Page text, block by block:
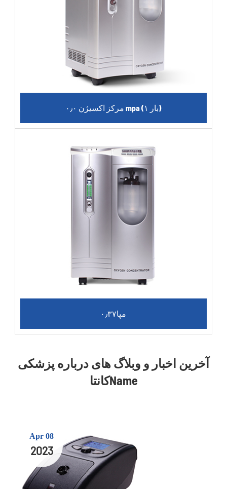
مرکز اکسیژن ۰٫۰ mpa (۱ بار)
۰٫۳۷مپا
آخرین اخبار و وبلاگ های درباره پزشکی
کانتاName
Apr 08
2023